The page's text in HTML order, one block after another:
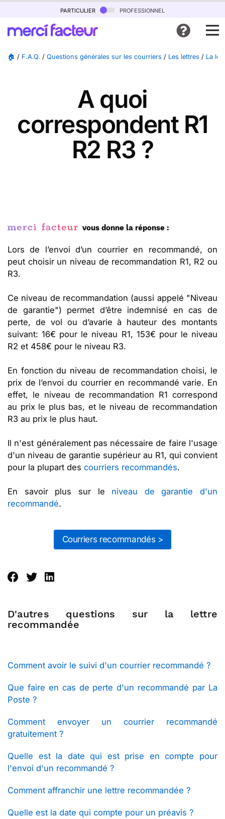
particulier professionnel
🏠 / F.A.Q. / Questions générales sur les courriers / Les lettres / La
A quoi
correspondent R1
R2 R3 ?
vous donne la réponse :
Lors de l’envoi d’un courrier en recommandé, on
peut choisir un niveau de recommandation R1, R2 ou
R3.
Ce niveau de recommandation (aussi appelé "Niveau
de garantie") permet d’être indemnisé en cas de
perte, de vol ou d’avarie à hauteur des montants
suivant: 16€ pour le niveau R1, 153€ pour le niveau
R2 et 458€ pour le niveau R3.
En fonction du niveau de recommandation choisi, le
prix de l’envoi du courrier en recommandé varie. En
effet, le niveau de recommandation R1 correspond
au prix le plus bas, et le niveau de recommandation
R3 au prix le plus haut.
Il n'est généralement pas nécessaire de faire l'usage
d'un niveau de garantie supérieur au R1, qui convient
pour la plupart des courriers recommandés.
En savoir plus sur le niveau de garantie d'un
recommandé.
Courriers recommandés >
D'autres questions sur la lettre
recommandée
Comment avoir le suivi d'un courrier recommandé ?
Que faire en cas de perte d'un recommandé par La
Poste ?
Comment envoyer un courrier recommandé
gratuitement ?
Quelle est la date qui est prise en compte pour
l'envoi d'un recommandé ?
Comment affranchir une lettre recommandée ?
Quelle est la date qui compte pour un préavis ?